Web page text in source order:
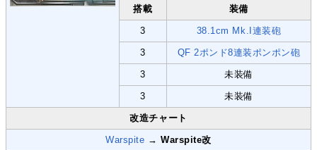
搭載 装備
3 38.1cm Mk.I連装砲
3 QF 2ポンド8連装ポンポン砲
3 未装備
3 未装備
改造チャート
Warspite →Warspite改